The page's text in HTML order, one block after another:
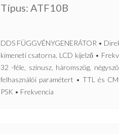
Típus: ATF10B
DDS FÜGGVÉNYGENERÁTOR •
kimeneti csatorna, LCD kijelző •
32 -féle, szinusz, háromszög,
felhasználói paramétert • TTL és
PSK • Frekvencia